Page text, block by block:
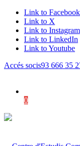
Link to Facebook
Link to X
Link to Instagram
Link to LinkedIn
Link to Youtube
Accés socis93 666 35
0